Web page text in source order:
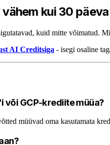
kui 30
kuid mitte võimatud.
AI Creditsiga - isegi osaline
või GCP-krediite müüa?
müüvad oma kasutamata